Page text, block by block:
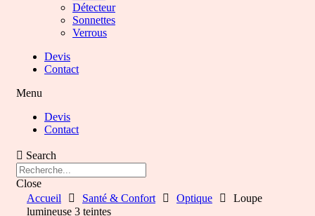
Détecteur
Sonnettes
Verrous
Devis
Contact
Menu
Devis
Contact
Search
Close
Accueil
Santé & Confort Optique
Loupe
lumineuse 3 teintes